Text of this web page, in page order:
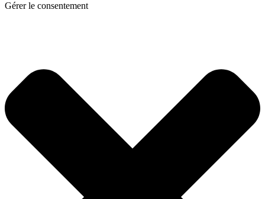
Gérer le consentement